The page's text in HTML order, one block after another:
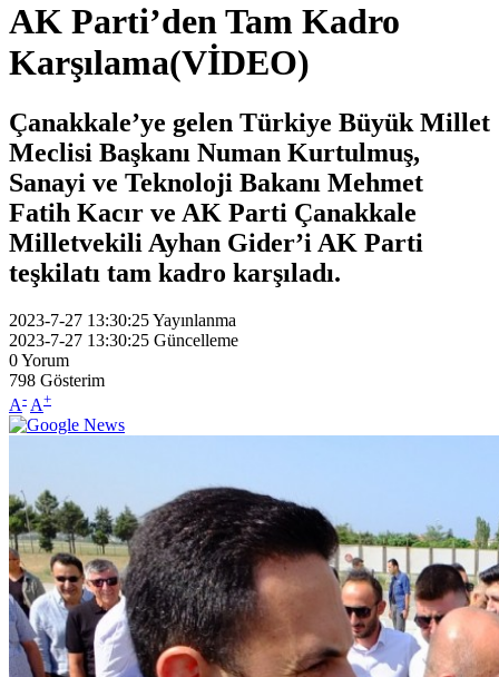
AK Parti’den Tam Kadro
Karşılama(VİDEO)
Çanakkale’ye gelen Türkiye Büyük Millet
Meclisi Başkanı Numan Kurtulmuş,
Sanayi ve Teknoloji Bakanı Mehmet
Fatih Kacır ve AK Parti Çanakkale
Milletvekili Ayhan Gider’i AK Parti
teşkilatı tam kadro karşıladı.
2023-7-27 13:30:25Yayınlanma
2023-7-27 13:30:25 Güncelleme
0Yorum
798 Gösterim
A- A+